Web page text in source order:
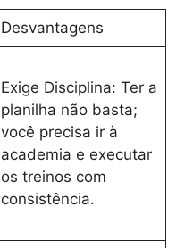
Desvantagens
Exige Disciplina: Ter a
planilha não basta;
você precisa ir à
academia e executar
os treinos com
consistência.